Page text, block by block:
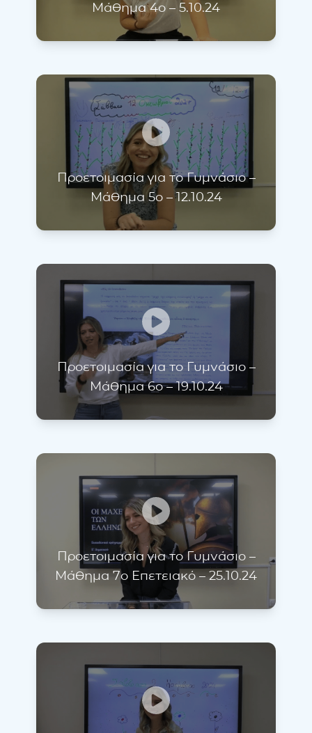
Μάθημα 4ο – 5.10.24
Προετοιμασία για το Γυμνάσιο –
Μάθημα 5ο – 12.10.24
Προετοιμασία για το Γυμνάσιο –
Μάθημα 6ο – 19.10.24
Προετοιμασία για το Γυμνάσιο –
Μάθημα 7ο Επετειακό – 25.10.24